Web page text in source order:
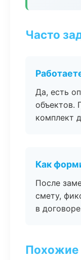
Часто
Да, есть
объектов.
комплект
Как
После
смету,
в
Похожие